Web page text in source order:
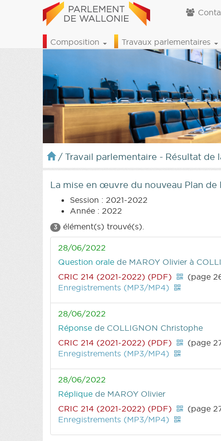
Composition Travaux parlementaires
/ Travail parlementaire - Résultat de
La mise en œuvre du nouveau Plan
Session : 2021-2022
Année : 2022
3 élément(s) trouvé(s).
28/06/2022
Question orale de MAROY Olivier à
CRIC 214 (2021-2022) (PDF)
(page
Enregistrements (MP3/MP4)
28/06/2022
Réponse de COLLIGNON Christophe
CRIC 214 (2021-2022) (PDF)
(page
Enregistrements (MP3/MP4)
28/06/2022
Réplique de MAROY Olivier
CRIC 214 (2021-2022) (PDF)
(page
Enregistrements (MP3/MP4)